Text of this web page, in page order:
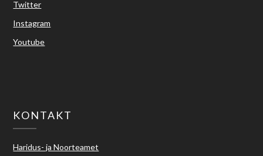
Twitter
Instagram
Youtube
KONTAKT
Haridus- ja Noorteamet